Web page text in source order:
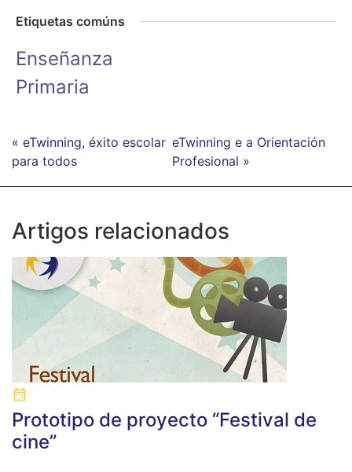
Etiquetas comúns
Enseñanza
Primaria
« eTwinning, éxito escolar
para todos
eTwinning e a Orientación
Profesional »
Artigos relacionados
Prototipo de proyecto “Festival de
cine”